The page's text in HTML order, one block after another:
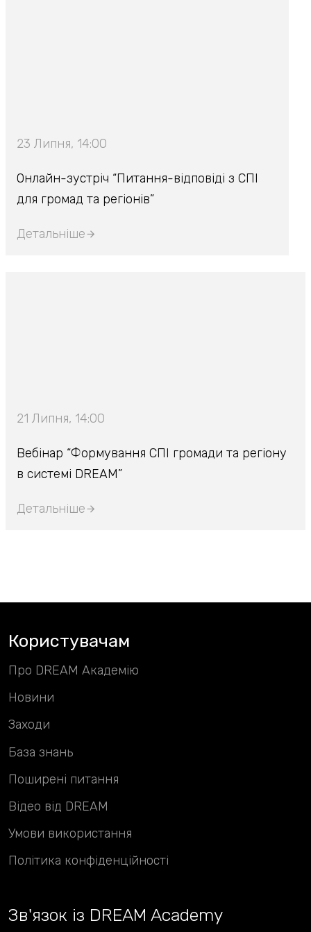
23 Липня, 14:00
Онлайн-зустріч “Питання-відповіді з СПІ
для громад та регіонів”
Детальніше
21 Липня, 14:00
Вебінар “Формування СПІ громади та регіону
в системі DREAM”
Детальніше
Користувачам
Про DREAM Академію
Новини
Умови використання
Політика конфіденційності
Заходи
База знань
Поширені питання
Відео від DREAM
Зв'язок із DREAM Academy